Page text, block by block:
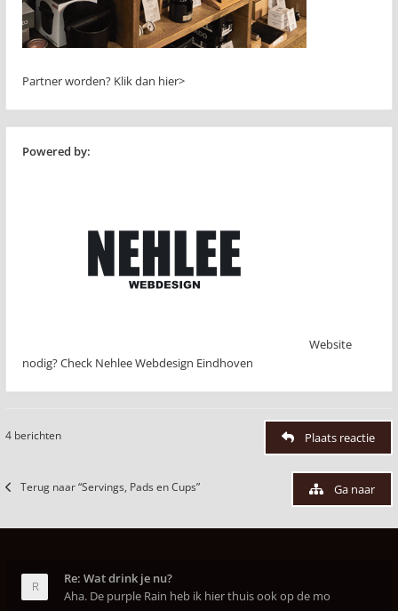
Partner worden? Klik dan hier>
Powered by:
Website
nodig? Check Nehlee Webdesign Eindhoven
4 berichten Plaats reactie
Terug naar “Servings, Pads en Cups” Ga naar
Re: Wat drink je nu?
Aha. De purple Rain heb ik hier thuis ook op de mo